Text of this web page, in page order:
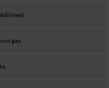
(mm)
gas